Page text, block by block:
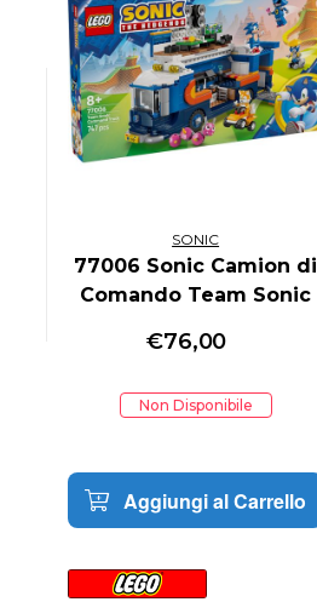
SONIC
77006 Sonic Camion di
Comando Team Sonic
€76,00
Non Disponibile
Aggiungi al Carrello